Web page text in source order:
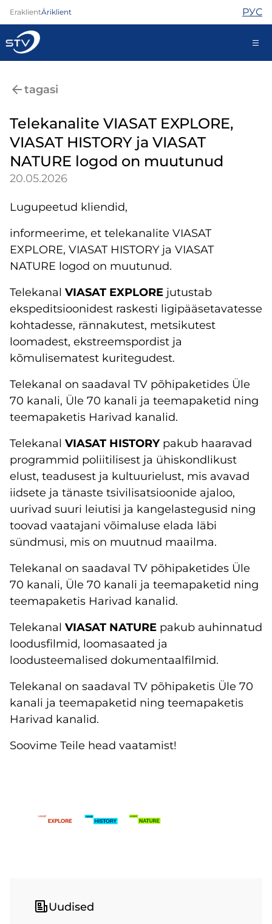
EraklientÄriklient РУС
Internet
TV
Telefon
Abi
Pood
Kontaktid
Uudised
tagasi
Telekanalite VIASAT EXPLORE,
VIASAT HISTORY ja VIASAT
NATURE logod on muutunud
20.05.2026
Lugupeetud kliendid,
informeerime, et telekanalite VIASAT
EXPLORE, VIASAT HISTORY ja VIASAT
NATURE logod on muutunud.
Telekanal VIASAT EXPLORE jutustab
ekspeditsioonidest raskesti ligipääsetavatesse
kohtadesse, rännakutest, metsikutest
loomadest, ekstreemspordist ja
kõmulisematest kuritegudest.
Telekanal on saadaval TV põhipaketides Üle
70 kanali, Üle 70 kanali ja teemapaketid ning
teemapaketis Harivad kanalid.
Telekanal VIASAT HISTORYpakub haaravad
programmid poliitilisest ja ühiskondlikust
elust, teadusest ja kultuurielust, mis avavad
iidsete ja tänaste tsivilisatsioonide ajaloo,
uurivad suuri leiutisi ja kangelastegusid ning
toovad vaatajani võimaluse elada läbi
sündmusi, mis on muutnud maailma.
Telekanal on saadaval TV põhipaketides Üle
70 kanali, Üle 70 kanali ja teemapaketid ning
teemapaketis Harivad kanalid.
Telekanal VIASAT NATURE pakub auhinnatud
loodusfilmid, loomasaated ja
loodusteemalised dokumentaalfilmid.
Telekanal on saadaval TV põhipaketis Üle 70
kanali ja teemapaketid ning teemapaketis
Harivad kanalid.
Soovime Teile head vaatamist!
Uudised